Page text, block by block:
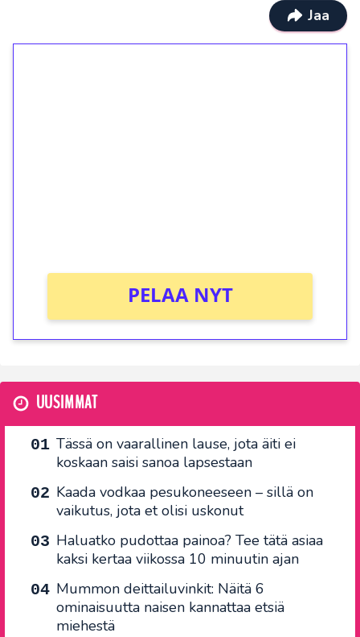
Jaa
PELAA NYT
UUSIMMAT
Tässä on vaarallinen lause, jota äiti ei
koskaan saisi sanoa lapsestaan
Kaada vodkaa pesukoneeseen – sillä on
vaikutus, jota et olisi uskonut
Haluatko pudottaa painoa? Tee tätä asiaa
kaksi kertaa viikossa 10 minuutin ajan
Mummon deittailuvinkit: Näitä 6
ominaisuutta naisen kannattaa etsiä
miehestä